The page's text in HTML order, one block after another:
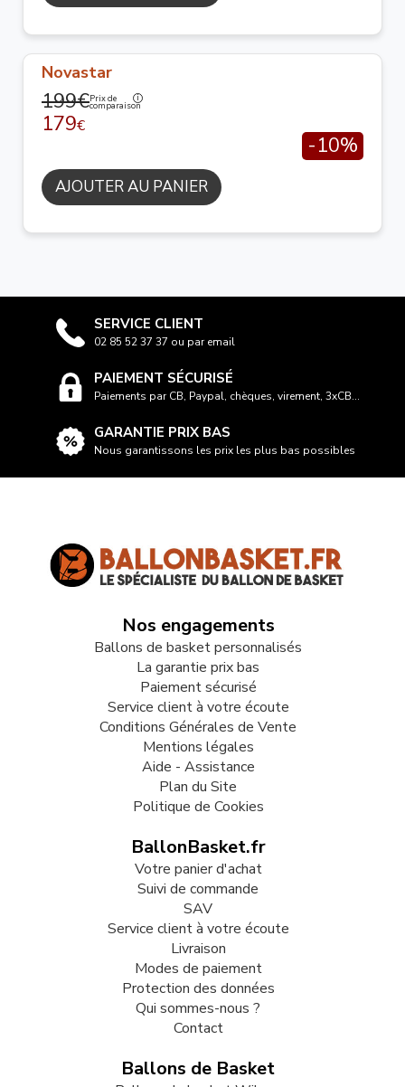
Novastar
199€Prix de
comparaison
179€
-10%
AJOUTER AU PANIER
SERVICE CLIENT
02 85 52 37 37 ou par email
PAIEMENT SÉCURISÉ
Paiements par CB, Paypal, chèques, virement, 3xCB...
GARANTIE PRIX BAS
Nous garantissons les prix les plus bas possibles
Nos engagements
Ballons de basket personnalisés
La garantie prix bas
Paiement sécurisé
Service client à votre écoute
Conditions Générales de Vente
Mentions légales
Aide - Assistance
Plan du Site
Politique de Cookies
BallonBasket.fr
Votre panier d'achat
Suivi de commande
SAV
Service client à votre écoute
Livraison
Modes de paiement
Protection des données
Qui sommes-nous ?
Contact
Ballons de Basket